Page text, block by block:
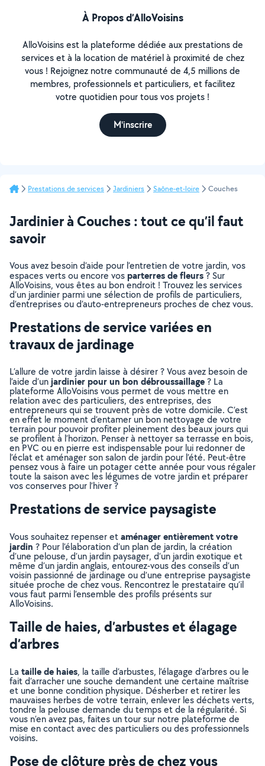
À Propos d’AlloVoisins
AlloVoisins est la plateforme dédiée aux prestations de
services et à la location de matériel à proximité de chez
vous ! Rejoignez notre communauté de 4,5 millions de
membres, professionnels et particuliers, et facilitez
votre quotidien pour tous vos projets !
M'inscrire
Prestations de services Jardiniers Saône-et-loire Couches
Jardinier à Couches : tout ce qu’il faut
savoir
Vous avez besoin d’aide pour l’entretien de votre jardin, vos
espaces verts ou encore vosparterres de fleurs? Sur
AlloVoisins, vous êtes au bon endroit ! Trouvez les services
d’un jardinier parmi une sélection de profils de particuliers,
d’entreprises ou d’auto-entrepreneurs proches de chez vous.
Prestations de service variées en
travaux de jardinage
L’allure de votre jardin laisse à désirer ? Vous avez besoin de
l’aide d’unjardinier pour un bon débroussaillage? La
plateforme AlloVoisins vous permet de vous mettre en
relation avec des particuliers, des entreprises, des
entrepreneurs qui se trouvent près de votre domicile. C’est
en effet le moment d’entamer un bon nettoyage de votre
terrain pour pouvoir profiter pleinement des beaux jours qui
se profilent à l’horizon. Penser à nettoyer sa terrasse en bois,
en PVC ou en pierre est indispensable pour lui redonner de
l’éclat et aménager son salon de jardin pour l’été. Peut-être
pensez vous à faire un potager cette année pour vous régaler
toute la saison avec les légumes de votre jardin et préparer
vos conserves pour l’hiver ?
Prestations de service paysagiste
Vous souhaitez repenser etaménager entièrement votre
jardin ? Pour l’élaboration d’un plan de jardin, la création
d’une pelouse, d’un jardin paysager, d’un jardin exotique et
même d’un jardin anglais, entourez-vous des conseils d’un
voisin passionné de jardinage ou d’une entreprise paysagiste
située proche de chez vous. Rencontrez le prestataire qu’il
vous faut parmi l’ensemble des profils présents sur
AlloVoisins.
Taille de haies, d’arbustes et élagage
d’arbres
La taille de haies, la taille d’arbustes, l’élagage d’arbres ou le
fait d’arracher une souche demandent une certaine maîtrise
et une bonne condition physique. Désherber et retirer les
mauvaises herbes de votre terrain, enlever les déchets verts,
tondre la pelouse demande du temps et de la régularité. Si
vous n’en avez pas, faites un tour sur notre plateforme de
mise en contact avec des particuliers ou des professionnels
voisins.
Pose de clôture près de chez vous